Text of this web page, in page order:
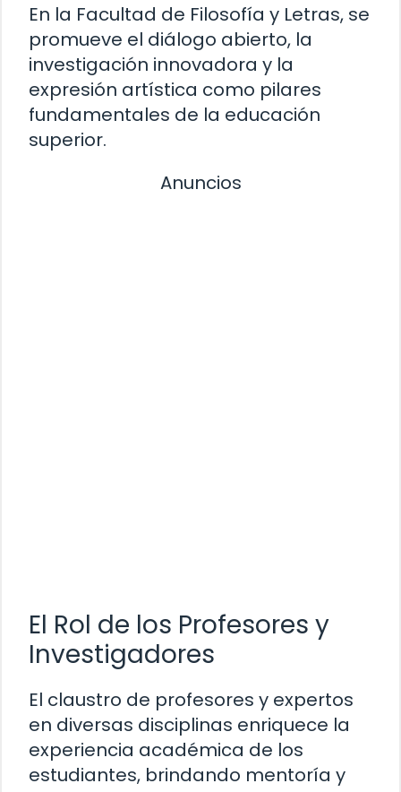
En la Facultad de Filosofía y Letras, se
promueve el diálogo abierto, la
investigación innovadora y la
expresión artística como pilares
fundamentales de la educación
superior.
Anuncios
El Rol de los Profesores y
Investigadores
El claustro de profesores y expertos
en diversas disciplinas enriquece la
experiencia académica de los
estudiantes, brindando mentoría y